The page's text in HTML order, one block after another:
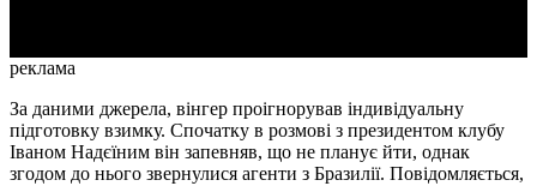
реклама
За даними джерела, вінгер проігнорував індивідуальну
підготовку взимку. Спочатку в розмові з президентом клубу
Іваном Надєїним він запевняв, що не планує йти, однак
згодом до нього звернулися агенти з Бразилії. Повідомляється,